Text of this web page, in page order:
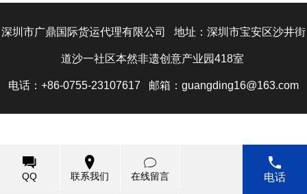
深圳市广鼎国际货运代理有限公司 地址：深圳市宝安区沙井街
道沙一社区本然非遗创意产业园418室
电话：+86-0755-23107617 邮箱：guangding16@163.com
Copyright@2014 深圳市广鼎国际货运代理有限公司 版权所有
网站ICP备案号：粤ICP备2023142972号-1
QQ 联系我们 在线留言 电话